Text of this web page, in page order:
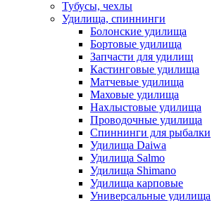
Тубусы, чехлы
Удилища, спиннинги
Болонские удилища
Бортовые удилища
Запчасти для удилищ
Кастинговые удилища
Матчевые удилища
Маховые удилища
Нахлыстовые удилища
Проводочные удилища
Спиннинги для рыбалки
Удилища Daiwa
Удилища Salmo
Удилища Shimano
Удилища карповые
Универсальные удилища